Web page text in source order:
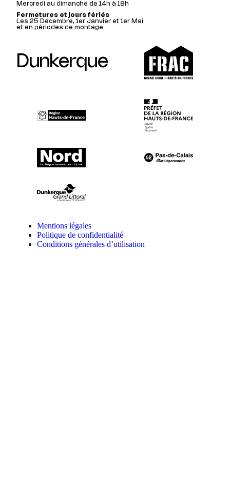
Mercredi au dimanche de 14h à 18h
Fermetures et jours fériés
Les 25 Décembre, 1er Janvier et 1er Mai
et en périodes de montage
Dunkerque
Mentions légales
Politique de confidentialité
Conditions générales d’utilisation